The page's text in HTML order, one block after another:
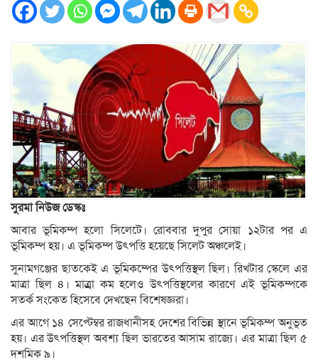
সুরমা নিউজ ডেস্কঃ
আবার ভূমিকম্প হলো সিলেটে। রোববার দুপুর সোয়া ১২টার পর এ
ভূমিকম্প হয়। এ ভূমিকম্প উৎপত্তি হয়েছে সিলেট অঞ্চলেই।
সুনামগঞ্জের ছাতকেই এ ভূমিকম্পের উৎপত্তিস্থল ছিল। রিখটার স্কেলে এর
মাত্রা ছিল ৪। মাত্র্রা কম হলেও উৎপত্তিস্থলের কারণে এই ভূমিকম্পকে
সতর্ক সংকেত হিসেবে দেখছেন বিশেষজ্ঞরা।
এর আগে ১৪ সেপ্টেম্বর রাজধানীসহ দেশের বিভিন্ন স্থানে ভূমিকম্প অনুভূত
হয়। এর উৎপত্তিস্থল অবশ্য ছিল ভারতের আসাম রাজ্যে। এর মাত্রা ছিল ৫
দশমিক ৯।